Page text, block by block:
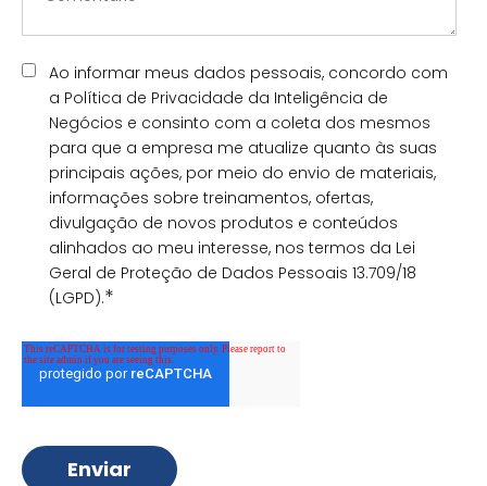
Ao informar meus dados pessoais, concordo com
a Política de Privacidade da Inteligência de
Negócios e consinto com a coleta dos mesmos
para que a empresa me atualize quanto às suas
principais ações, por meio do envio de materiais,
informações sobre treinamentos, ofertas,
divulgação de novos produtos e conteúdos
alinhados ao meu interesse, nos termos da Lei
Geral de Proteção de Dados Pessoais 13.709/18
(LGPD).*